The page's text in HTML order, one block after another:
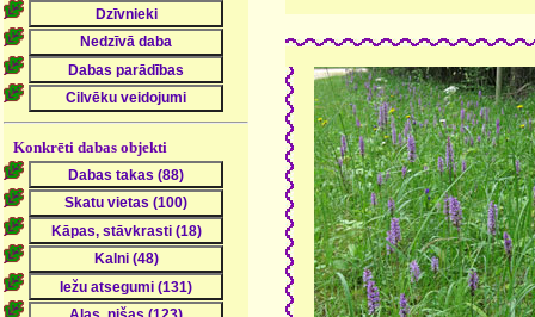
Konkrēti dabas objekti